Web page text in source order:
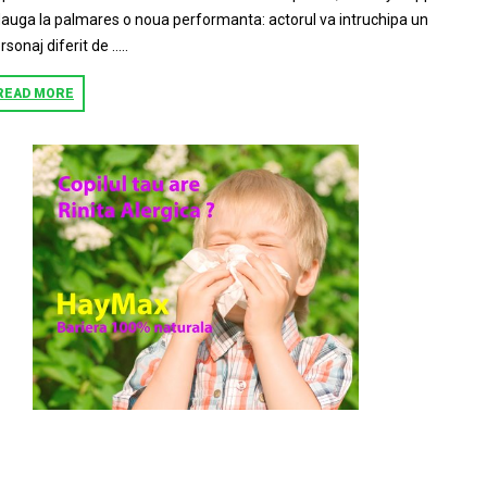
la palmares o noua performanta: actorul va intruchipa un
diferit de …..
MORE